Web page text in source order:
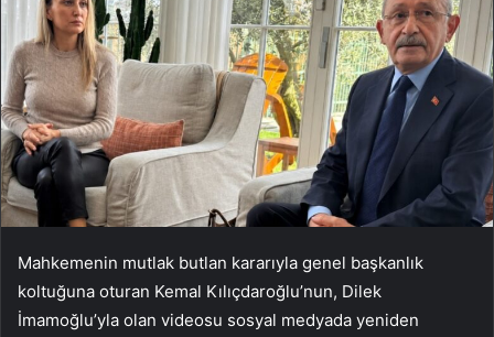
Mahkemenin mutlak butlan kararıyla genel başkanlık
koltuğuna oturan Kemal Kılıçdaroğlu’nun, Dilek
İmamoğlu’yla olan videosu sosyal medyada yeniden